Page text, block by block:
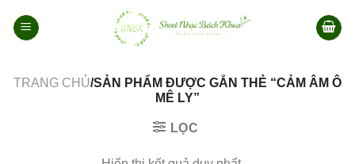
qua
TRANG CHỦ/SẢN PHẨM ĐƯỢC GẮN THẺ “CẢM ÂM Ô
MÊ LY”
LỌC